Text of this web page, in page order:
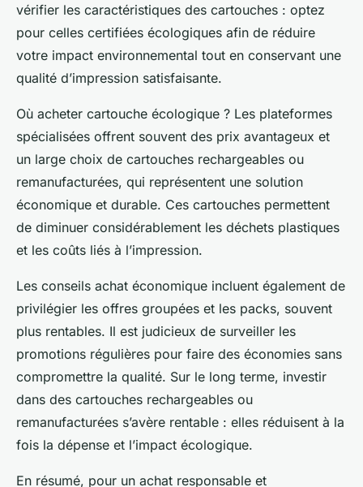
vérifier les caractéristiques des cartouches : optez
pour celles certifiées écologiques afin de réduire
votre impact environnemental tout en conservant une
qualité d’impression satisfaisante.
Où acheter cartouche écologique ? Les plateformes
spécialisées offrent souvent des prix avantageux et
un large choix de cartouches rechargeables ou
remanufacturées, qui représentent une solution
économique et durable. Ces cartouches permettent
de diminuer considérablement les déchets plastiques
et les coûts liés à l’impression.
Les conseils achat économique incluent également de
privilégier les offres groupées et les packs, souvent
plus rentables. Il est judicieux de surveiller les
promotions régulières pour faire des économies sans
compromettre la qualité. Sur le long terme, investir
dans des cartouches rechargeables ou
remanufacturées s’avère rentable : elles réduisent à la
fois la dépense et l’impact écologique.
En résumé, pour un achat responsable et